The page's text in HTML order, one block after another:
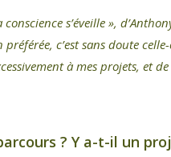
s’éveille »,
c’est sans doute
à mes projets, et
? Y a-t-il un